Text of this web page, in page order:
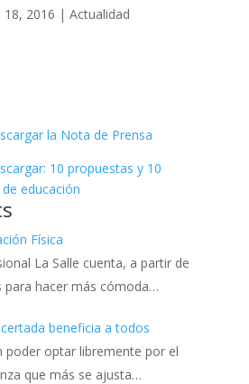
18, 2016 | Actualidad
la Nota de Prensa
10 propuestas y 10
educación
Física
La Salle cuenta, a partir de
para hacer más cómoda…
beneficia a todos
poder optar libremente por el
que más se ajusta…